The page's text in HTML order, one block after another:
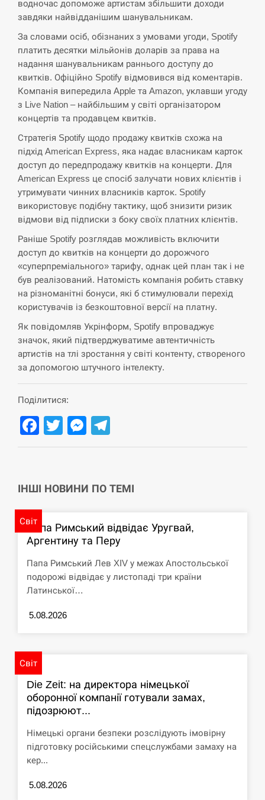
12:53
США обсуждают лицензии на Patriot для
Украины, несмотря на сомнения…
СЕРПЕНЬ
Латвія готова направити до 20 військових для
розблокування Ормузької протоки
СЕРПЕНЬ
12:23
Силы обороны поразили российскую
переправу, склады и другие важные объекты…
12:10
У США зафіксували рекордний спалах
циклоспорозу, захворіли понад 10 тисяч…
СЕРПЕНЬ
11:53
Под огнем “Эпицентр”, ROZETKA и “Новая
почта”: что известно об…
СЕРПЕНЬ
11:40
левиці
СЕРПЕНЬ
ЩЕ...
водночас допоможе артистам збільшити доходи
завдяки найвідданішим шанувальникам.
За словами осіб, обізнаних з умовами угоди, Spotify
платить десятки мільйонів доларів за права на
надання шанувальникам раннього доступу до
квитків. Офіційно Spotify відмовився від коментарів.
Компанія випередила Apple та Amazon, уклавши угоду
з Live Nation – найбільшим у світі організатором
концертів та продавцем квитків.
Стратегія Spotify щодо продажу квитків схожа на
підхід American Express, яка надає власникам карток
доступ до передпродажу квитків на концерти. Для
American Express це спосіб залучати нових клієнтів і
утримувати чинних власників карток. Spotify
використовує подібну тактику, щоб знизити ризик
відмови від підписки з боку своїх платних клієнтів.
Раніше Spotify розглядав можливість включити
доступ до квитків на концерти до дорожчого
«суперпреміального» тарифу, однак цей план так і не
був реалізований. Натомість компанія робить ставку
на різноманітні бонуси, які б стимулювали перехід
користувачів із безкоштовної версії на платну.
Як повідомляв Укрінформ, Spotify впроваджує
значок, який підтверджуватиме автентичність
артистів на тлі зростання у світі контенту, створеного
за допомогою штучного інтелекту.
Поділитися:
Facebook
TwitterMessenger
ІНШІ НОВИНИ ПО ТЕМІ
Світ
Папа Римський відвідає Уругвай,
Аргентину та Перу
Папа Римський Лев XIV у межах Апостольської
подорожі відвідає у листопаді три країни
Латинської…
5.08.2026
Світ
Die Zeit: на директора німецької
оборонної компанії готували замах,
підозрюют...
Німецькі органи безпеки розслідують імовірну
підготовку російськими спецслужбами замаху на
кер...
5.08.2026